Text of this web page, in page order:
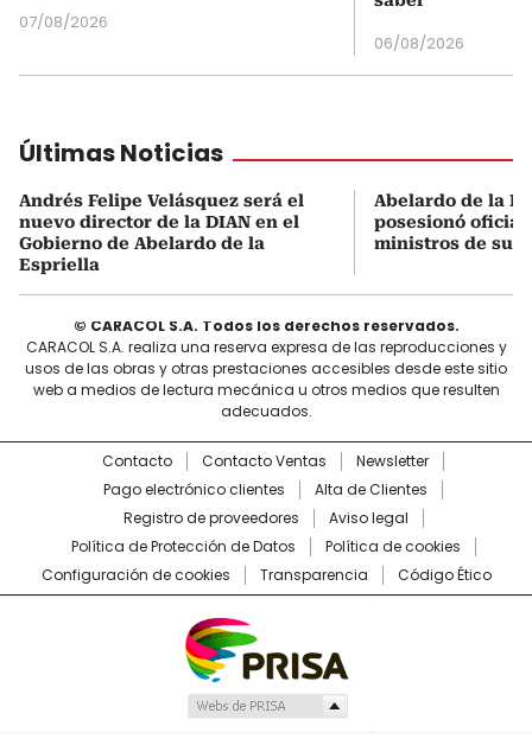
07/08/2026
06/08/2026
Últimas Noticias
Andrés Felipe Velásquez será el
nuevo director de la DIAN en el
Gobierno de Abelardo de la
Espriella
Abelardo de la
posesionó
ministros de su
© CARACOL S.A. Todos los derechos reservados.
CARACOL S.A. realiza una reserva expresa de las reproducciones y
usos de las obras y otras prestaciones accesibles desde este sitio
web a medios de lectura mecánica u otros medios que resulten
adecuados.
Contacto Contacto Ventas
Newsletter
Pago electrónico clientes
Alta de Clientes
Registro de proveedores
Aviso legal
Política de Protección de Datos
Política de cookies
Configuración de cookies
Transparencia Código Ético